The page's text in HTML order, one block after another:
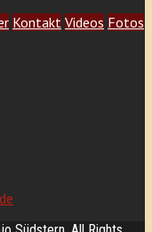
Kontakt Videos Fotos